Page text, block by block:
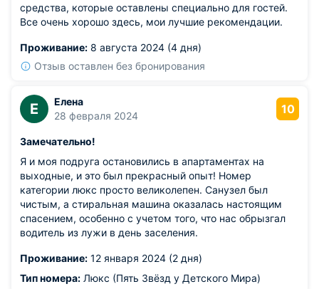
средства, которые оставлены специально для гостей.
Все очень хорошо здесь, мои лучшие рекомендации.
Проживание: 8 августа 2024 (4 дня)
Отзыв оставлен без бронирования
Е
Елена
28 февраля 2024
10
Замечательно!
Я и моя подруга остановились в апартаментах на
выходные, и это был прекрасный опыт! Номер
категории люкс просто великолепен. Санузел был
чистым, а стиральная машина оказалась настоящим
спасением, особенно с учетом того, что нас обрызгал
водитель из лужи в день заселения.
Проживание: 12 января 2024 (2 дня)
Тип номера: Люкс (Пять Звёзд у Детского Мира)